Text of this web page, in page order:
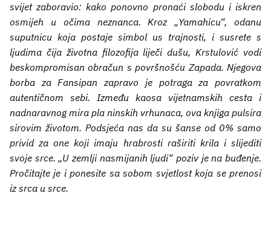
svijet zaboravio: kako ponovno pronaći slobodu i iskren
osmijeh u očima neznanca. Kroz „Yamahicu“, odanu
suputnicu koja postaje simbol us trajnosti, i susrete s
ljudima čija životna filozofija liječi dušu, Krstulović vodi
beskompromisan obračun s površnošću Zapada. Njegova
borba za Fansipan zapravo je potraga za povratkom
autentičnom sebi. Između kaosa vijetnamskih cesta i
nadnaravnog mira pla ninskih vrhunaca, ova knjiga pulsira
sirovim životom. Podsjeća nas da su šanse od 0% samo
privid za one koji imaju hrabrosti raširiti krila i slijediti
svoje srce. „U zemlji nasmijanih ljudi“ poziv je na buđenje.
Pročitajte je i ponesite sa sobom svjetlost koja se prenosi
iz srca u srce.